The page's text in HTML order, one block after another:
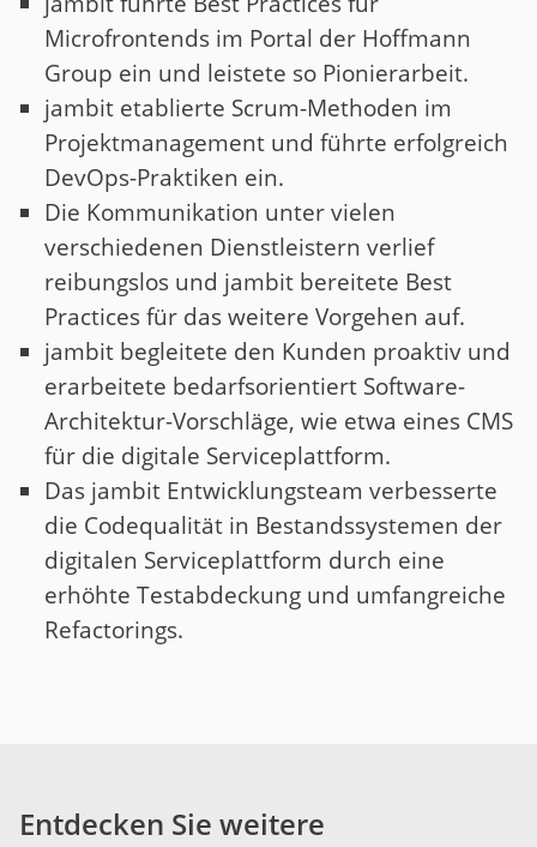
Microfrontends im Portal der Hoffmann
Group ein und leistete so Pionierarbeit.
jambit etablierte Scrum-Methoden im
Projektmanagement und führte erfolgreich
DevOps-Praktiken ein.
Die Kommunikation unter vielen
verschiedenen Dienstleistern verlief
reibungslos und jambit bereitete Best
Practices für das weitere Vorgehen auf.
jambit begleitete den Kunden proaktiv und
erarbeitete bedarfsorientiert Software-
Architektur-Vorschläge, wie etwa eines CMS
für die digitale Serviceplattform.
Das jambit Entwicklungsteam verbesserte
die Codequalität in Bestandssystemen der
digitalen Serviceplattform durch eine
erhöhte Testabdeckung und umfangreiche
Refactorings.
Entdecken Sie weitere